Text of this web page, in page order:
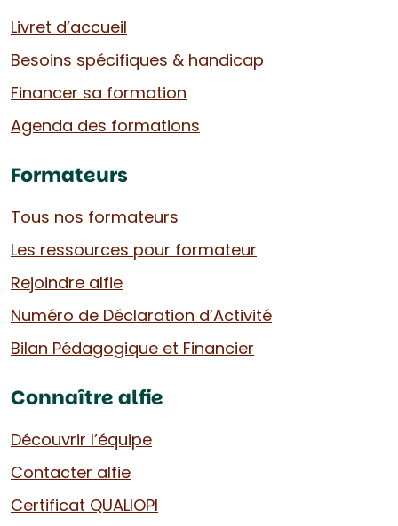
Livret d’accueil
Besoins spécifiques & handicap
Financer sa formation
Agenda des formations
Formateurs
Tous nos formateurs
Les ressources pour formateur
Rejoindre alfie
Numéro de Déclaration d’Activité
Bilan Pédagogique et Financier
Connaître alfie
Découvrir l’équipe
Contacter alfie
Certificat QUALIOPI